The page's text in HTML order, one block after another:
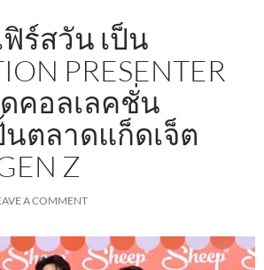
ร์สวัน เป็น
PRESENTER
ดคอลเลคชั่น
นตลาดแก็ดเจ็ต
Z
A COMMENT